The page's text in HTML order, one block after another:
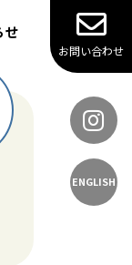
せ
お問い合わせ
ENGLISH